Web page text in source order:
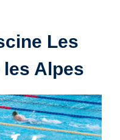
Les
les Alpes